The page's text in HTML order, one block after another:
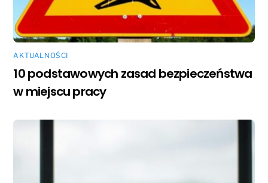
AKTUALNOŚCI
10 podstawowych zasad bezpieczeństwa
w miejscu pracy